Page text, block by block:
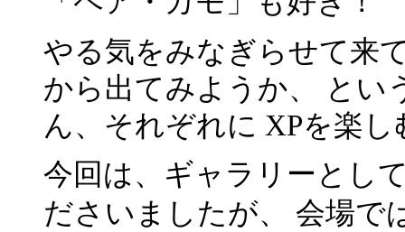
やる気をみなぎらせて来
から出てみようか、 とい
ん、それぞれに XPを楽
今回は、ギャラリーとし
ださいましたが、 会場で